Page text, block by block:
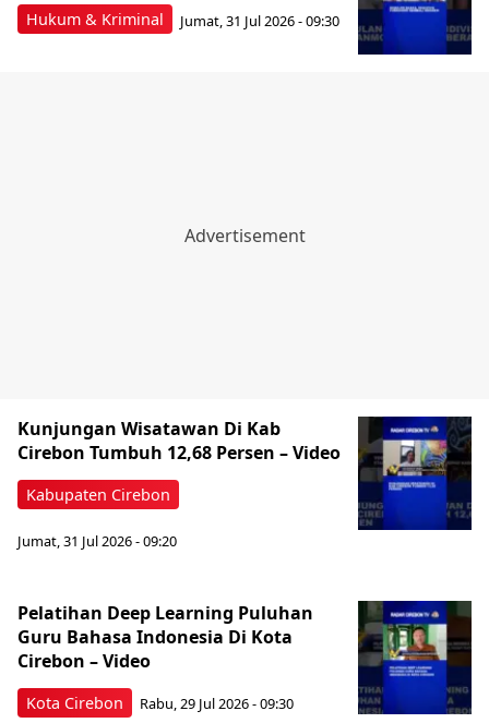
Hukum & Kriminal Jumat, 31 Jul 2026 - 09:30
Kabupaten Cirebon
Kunjungan Wisatawan Di Kab
Cirebon Tumbuh 12,68 Persen – Video
Jumat, 31 Jul 2026 - 09:20
Kota Cirebon
Pelatihan Deep Learning Puluhan
Guru Bahasa Indonesia Di Kota
Cirebon – Video
Rabu, 29 Jul 2026 - 09:30